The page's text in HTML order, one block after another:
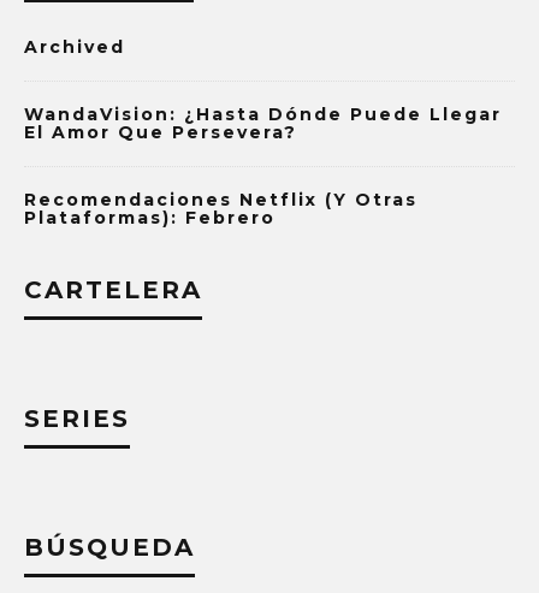
Archived
WandaVision: ¿Hasta Dónde Puede Llegar
El Amor Que Persevera?
Recomendaciones Netflix (y Otras
Plataformas): Febrero
CARTELERA
SERIES
BÚSQUEDA